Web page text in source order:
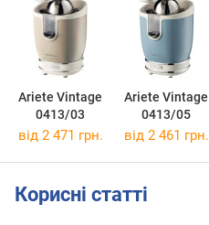
Ariete Vintage
0413/03
Ariete Vintage
0413/05
від 2 471 грн. від 2 461 грн.
Корисні статті